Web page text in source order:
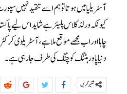
آسٹریلیا میں ہوتا تو ہم اسے تنقید نہیں
کیونکہ ورلڈ کلاس پلیئر ہے شاید اس لیے
دنیاپاور ہٹنگ کوچنگ کی طرف جا رہی ہے۔
شئیر کریں